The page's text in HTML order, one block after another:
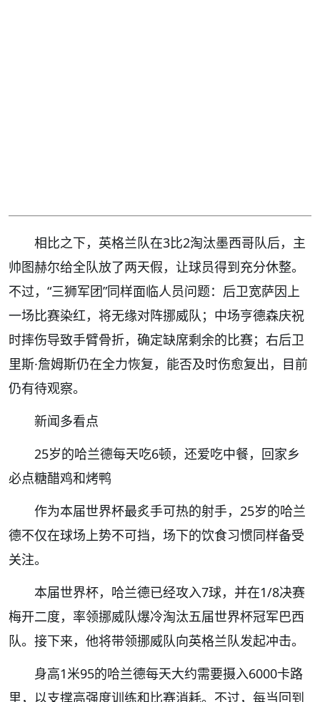
相比之下，英格兰队在3比2淘汰墨西哥队后，主
帅图赫尔给全队放了两天假，让球员得到充分休整。
不过，“三狮军团”同样面临人员问题：后卫宽萨因上
一场比赛染红，将无缘对阵挪威队；中场亨德森庆祝
时摔伤导致手臂骨折，确定缺席剩余的比赛；右后卫
里斯·詹姆斯仍在全力恢复，能否及时伤愈复出，目前
仍有待观察。
新闻多看点
25岁的哈兰德每天吃6顿，还爱吃中餐，回家乡
必点糖醋鸡和烤鸭
作为本届世界杯最炙手可热的射手，25岁的哈兰
德不仅在球场上势不可挡，场下的饮食习惯同样备受
关注。
本届世界杯，哈兰德已经攻入7球，并在1/8决赛
梅开二度，率领挪威队爆冷淘汰五届世界杯冠军巴西
队。接下来，他将带领挪威队向英格兰队发起冲击。
身高1米95的哈兰德每天大约需要摄入6000卡路
里，以支撑高强度训练和比赛消耗。不过，每当回到